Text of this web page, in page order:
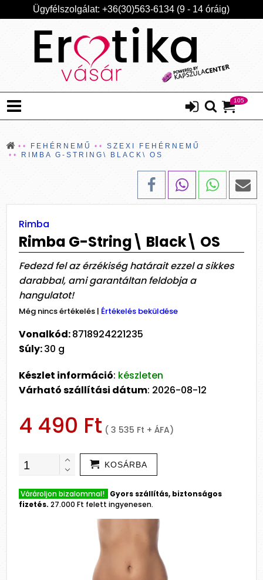
Ügyfélszolgálat: +36(30)563-6134 (9 - 14 óráig)
105
FEHÉRNEMŰ
SZEXI FEHÉRNEMŰ
RIMBA G-STRING\ BLACK\ OS
Rimba
Rimba G-String\ Black\ OS
Fedezd fel az érzékiség határait ezzel a sikkes
darabbal, ami garantáltan feldobja a
hangulatot!
Még nincs értékelés | Értékelés beküldése
Vonalkód:8718924221235
Súly:30 g
Készlet információ: készleten
Várható szállítási dátum: 2026-08-12
4 490 Ft ( 3 535 Ft + ÁFA)
KOSÁRBA
Várároljon bizalommal! Gyors szállítás, biztonságos
fizetés. 27.000 Ft felett ingyenesen.